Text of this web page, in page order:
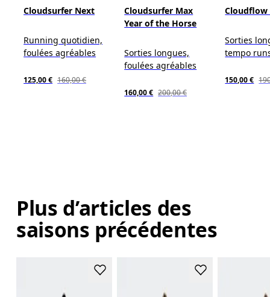
Cloudsurfer Next
Running quotidien,
foulées agréables
125,00 € 160,00 €
Cloudsurfer Max
Year of the Horse
Sorties longues,
foulées agréables
160,00 € 200,00 €
Cloudflow
Sorties
tempo
150,00 €
Plus d’articles des
saisons précédentes